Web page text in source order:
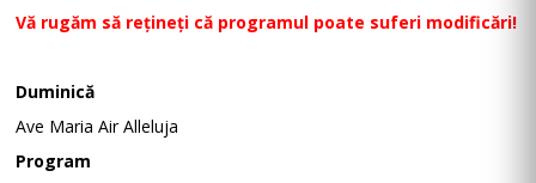
Vă rugăm să rețineți că programul poate suferi modificări!
Duminică
Ave Maria Air Alleluja
Program